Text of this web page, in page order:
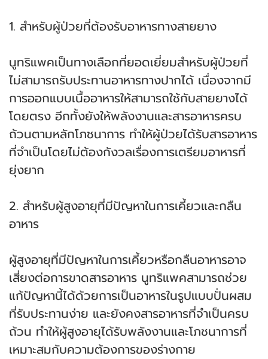
1. สำหรับผู้ป่วยที่ต้องรับอาหารทางสายยาง
นูทริแพคเป็นทางเลือกที่ยอดเยี่ยมสำหรับผู้ป่วยที่
ไม่สามารถรับประทานอาหารทางปากได้ เนื่องจากมี
การออกแบบเนื้ออาหารให้สามารถใช้กับสายยางได้
โดยตรง อีกทั้งยังให้พลังงานและสารอาหารครบ
ถ้วนตามหลักโภชนาการ ทำให้ผู้ป่วยได้รับสารอาหาร
ที่จำเป็นโดยไม่ต้องกังวลเรื่องการเตรียมอาหารที่
ยุ่งยาก
2. สำหรับผู้สูงอายุที่มีปัญหาในการเคี้ยวและกลืน
อาหาร
ผู้สูงอายุที่มีปัญหาในการเคี้ยวหรือกลืนอาหารอาจ
เสี่ยงต่อการขาดสารอาหาร นูทริแพคสามารถช่วย
แก้ปัญหานี้ได้ด้วยการเป็นอาหารในรูปแบบปั่นผสม
ที่รับประทานง่าย และยังคงสารอาหารที่จำเป็นครบ
ถ้วน ทำให้ผู้สูงอายุได้รับพลังงานและโภชนาการที่
เหมาะสมกับความต้องการของร่างกาย